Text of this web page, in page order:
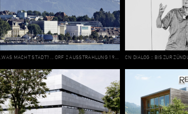
CN DIALOG :: BIS ZUR